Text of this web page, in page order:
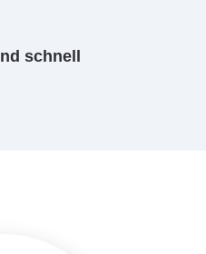
schnell